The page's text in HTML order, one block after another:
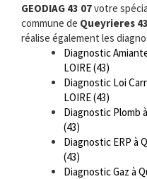
GEODIAG 43 07votre
commune de Queyrieres
réalise également les
Diagnostic
LOIRE (43)
Diagnostic Loi
LOIRE (43)
Diagnostic Plomb
(43)
Diagnostic ERP à
(43)
Diagnostic Gaz à